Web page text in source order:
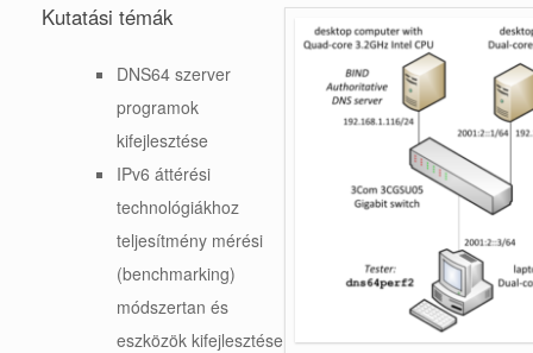
Kutatási témák
DNS64 szerver
programok
kifejlesztése
IPv6 áttérési
technológiákhoz
teljesítmény mérési
(benchmarking)
módszertan és
eszközök kifejlesztése